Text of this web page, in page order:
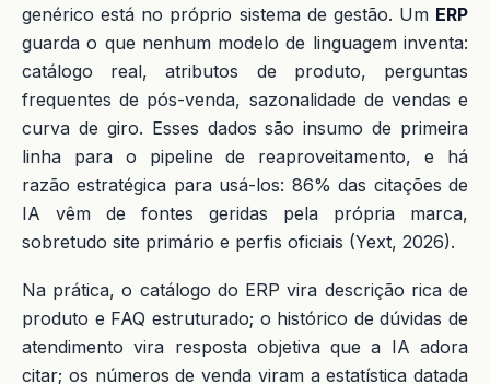
genérico está no próprio sistema de gestão. Um ERP
guarda o que nenhum modelo de linguagem inventa:
catálogo real, atributos de produto, perguntas
frequentes de pós-venda, sazonalidade de vendas e
curva de giro. Esses dados são insumo de primeira
linha para o pipeline de reaproveitamento, e há
razão estratégica para usá-los: 86% das citações de
IA vêm de fontes geridas pela própria marca,
sobretudo site primário e perfis oficiais (Yext, 2026).
Na prática, o catálogo do ERP vira descrição rica de
produto e FAQ estruturado; o histórico de dúvidas de
atendimento vira resposta objetiva que a IA adora
citar; os números de venda viram a estatística datada